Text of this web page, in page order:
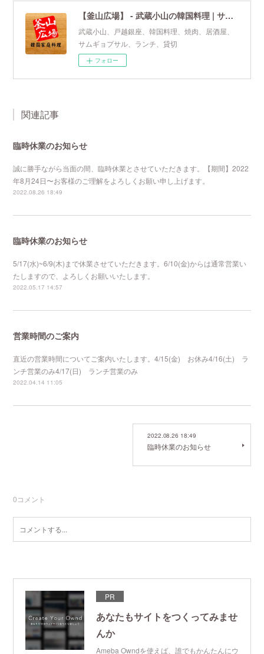
【釜山広場】 - 武蔵小山の韓国料理 | サムギョプサル | 焼肉
武蔵小山、戸越銀座、韓国料理、焼肉、居酒屋、
サムギョプサル、ランチ、貸切
フォロー
関連記事
臨時休業のお知らせ
誠に勝手ながら当面の間、臨時休業とさせていただきます。【期間】2022
年8月24日〜お客様のご理解をよろしくお願い申し上げます。
2022.08.26 18:49
臨時休業のお知らせ
5/17(水)~6/9(木)まで休業させていただきます。6/10(金)からは通常営業い
たしますので、よろしくお願いいたします。
2022.05.17 14:57
営業時間のご案内
直近の営業時間についてご案内いたします。4/15(金) お休み4/16(土) ラ
ンチ営業のみ4/17(日) ランチ営業のみ
2022.04.14 11:05
2022.08.26 18:49
臨時休業のお知らせ
0コメント
PR
あなたもサイトをつくってみませ
んか
Ameba Owndを使えば、誰でもかんたんにウ